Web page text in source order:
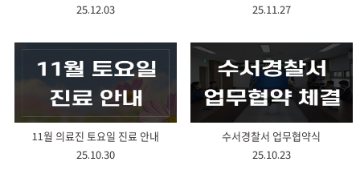
25.12.03
25.11.27
11월 의료진 토요일 진료 안내
25.10.30
수서경찰서 업무협약식
25.10.23